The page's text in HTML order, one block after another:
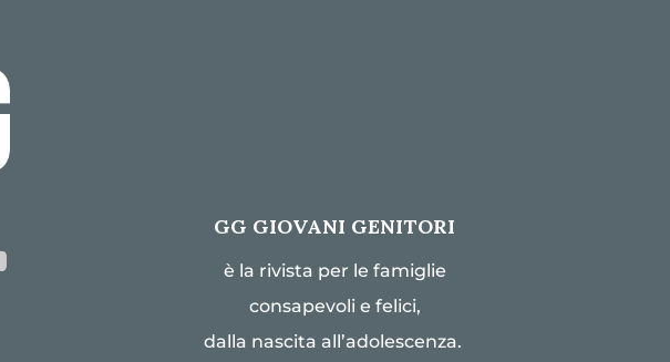
GG GIOVANI GENITORI
è la rivista per le famiglie
consapevoli e felici,
dalla nascita all’adolescenza.